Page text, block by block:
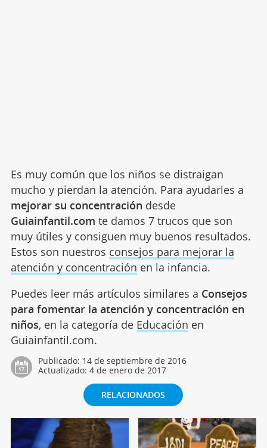
Es muy común que los niños se distraigan
mucho y pierdan la atención. Para ayudarles a
mejorar su concentración desde
Guiainfantil.com te damos 7 trucos que son
muy útiles y consiguen muy buenos resultados.
Estos son nuestros consejos para mejorar la
atención y concentración en la infancia.
Puedes leer más artículos similares a Consejos
para fomentar la atención y concentración en
niños, en la categoría de Educación en
Guiainfantil.com.
Publicado: 14 de septiembre de 2016
Actualizado: 4 de enero de 2017
RELACIONADOS